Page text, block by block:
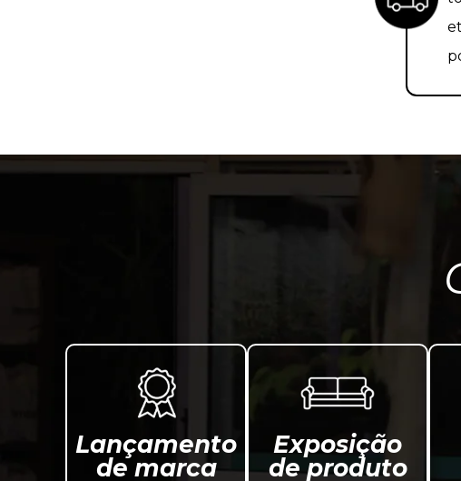
Lançamento
de marca
Exposição
de produto